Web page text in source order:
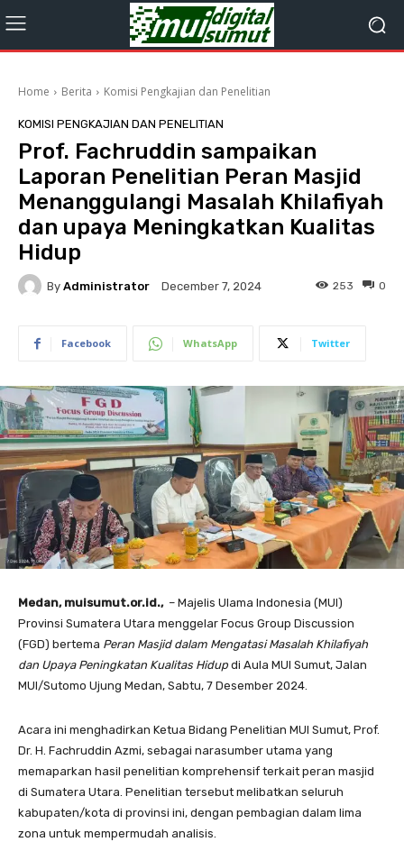
Home Berita Komisi Pengkajian dan Penelitian
KOMISI PENGKAJIAN DAN PENELITIAN
Prof. Fachruddin sampaikan
Laporan Penelitian Peran Masjid
Menanggulangi Masalah Khilafiyah
dan upaya Meningkatkan Kualitas
Hidup
By Administrator December 7, 2024 0
253
Facebook WhatsApp Twitter
Medan, muisumut.or.id., – Majelis Ulama Indonesia (MUI)
Provinsi Sumatera Utara menggelar Focus Group Discussion
(FGD) bertema Peran Masjid dalam Mengatasi Masalah Khilafiyah
dan Upaya Peningkatan Kualitas Hidup di Aula MUI Sumut, Jalan
MUI/Sutomo Ujung Medan, Sabtu, 7 Desember 2024.
Acara ini menghadirkan Ketua Bidang Penelitian MUI Sumut, Prof.
Dr. H. Fachruddin Azmi, sebagai narasumber utama yang
memaparkan hasil penelitian komprehensif terkait peran masjid
di Sumatera Utara. Penelitian tersebut melibatkan seluruh
kabupaten/kota di provinsi ini, dengan pembagian dalam lima
zona untuk mempermudah analisis.